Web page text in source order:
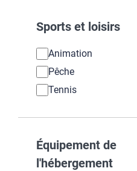
Sports et loisirs
Animation
Pêche
Tennis
Équipement de
l'hébergement